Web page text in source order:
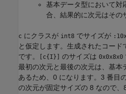
基本データ型において対
合、結果的に次元はその
c にクラスが int8 でサイズが
と仮定します。生成されたコード
です。 [c{I}] のサイズは 0x0x8x0
最初の次元と最後の次元は、基
あるため、0 になります。3 番目
の次元が固定サイズの 8 なので、